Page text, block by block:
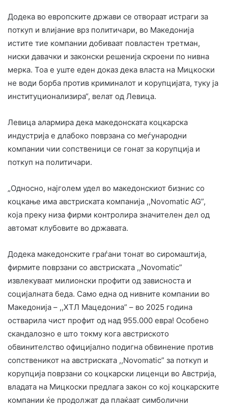
Додека во европските држави се отвораат истраги за
поткуп и влијание врз политичари, во Македонија
истите тие компании добиваат повластен третман,
ниски давачки и законски решенија скроени по нивна
мерка. Тоа е уште еден доказ дека власта на Мицкоски
не води борба против криминалот и корупцијата, туку ја
институционализира“, велат од Левица.
Левица алармира дека македонската коцкарска
индустрија е длабоко поврзана со меѓународни
компании чии сопственици се гонат за корупција и
поткуп на политичари.
„Односно, најголем удел во македонскиот бизнис со
коцкање има австриската компанија ,,Novomatic AG”,
која преку низа фирми контролира значителен дел од
автомат клубовите во државата.
Додека македонските граѓани тонат во сиромаштија,
фирмите поврзани со австриската ,,Novomatic”
извлекуваат милионски профити од зависноста и
социјалната беда. Само една од нивните компании во
Македонија – ,,ХТЛ Мацедониа” – во 2025 година
остварила чист профит од над 955.000 евра! Особено
скандалозно е што токму кога австриското
обвинителство официјално подигна обвинение против
сопственикот на австриската ,,Novomatic” за поткуп и
корупција поврзани со коцкарски лиценци во Австрија,
владата на Мицкоски предлага закон со кој коцкарските
компании ќе продолжат да плаќаат симболични